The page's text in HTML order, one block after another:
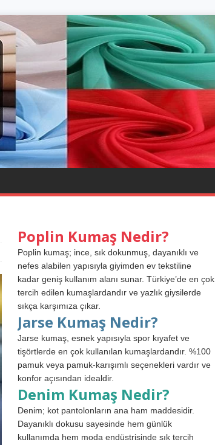
Poplin Kumaş Nedir?
Poplin kumaş; ince, sık dokunmuş, dayanıklı ve
nefes alabilen yapısıyla giyimden ev tekstiline
kadar geniş kullanım alanı sunar. Türkiye’de en çok
tercih edilen kumaşlardandır ve yazlık giysilerde
sıkça karşımıza çıkar.
Jarse Kumaş Nedir?
Jarse kumaş, esnek yapısıyla spor kıyafet ve
tişörtlerde en çok kullanılan kumaşlardandır. %100
pamuk veya pamuk-karışımlı seçenekleri vardır ve
konfor açısından idealdir.
Denim Kumaş Nedir?
Denim; kot pantolonların ana ham maddesidir.
Dayanıklı dokusu sayesinde hem günlük
kullanımda hem moda endüstrisinde sık tercih